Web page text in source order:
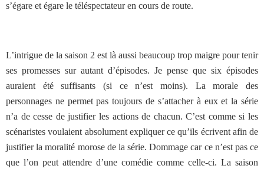
s’égare et égare le téléspectateur en cours de route.
L’intrigue de la saison 2 est là aussi beaucoup trop maigre pour tenir
ses promesses sur autant d’épisodes. Je pense que six épisodes
auraient été suffisants (si ce n’est moins). La morale des
personnages ne permet pas toujours de s’attacher à eux et la série
n’a de cesse de justifier les actions de chacun. C’est comme si les
scénaristes voulaient absolument expliquer ce qu’ils écrivent afin de
justifier la moralité morose de la série. Dommage car ce n’est pas ce
que l’on peut attendre d’une comédie comme celle-ci. La saison